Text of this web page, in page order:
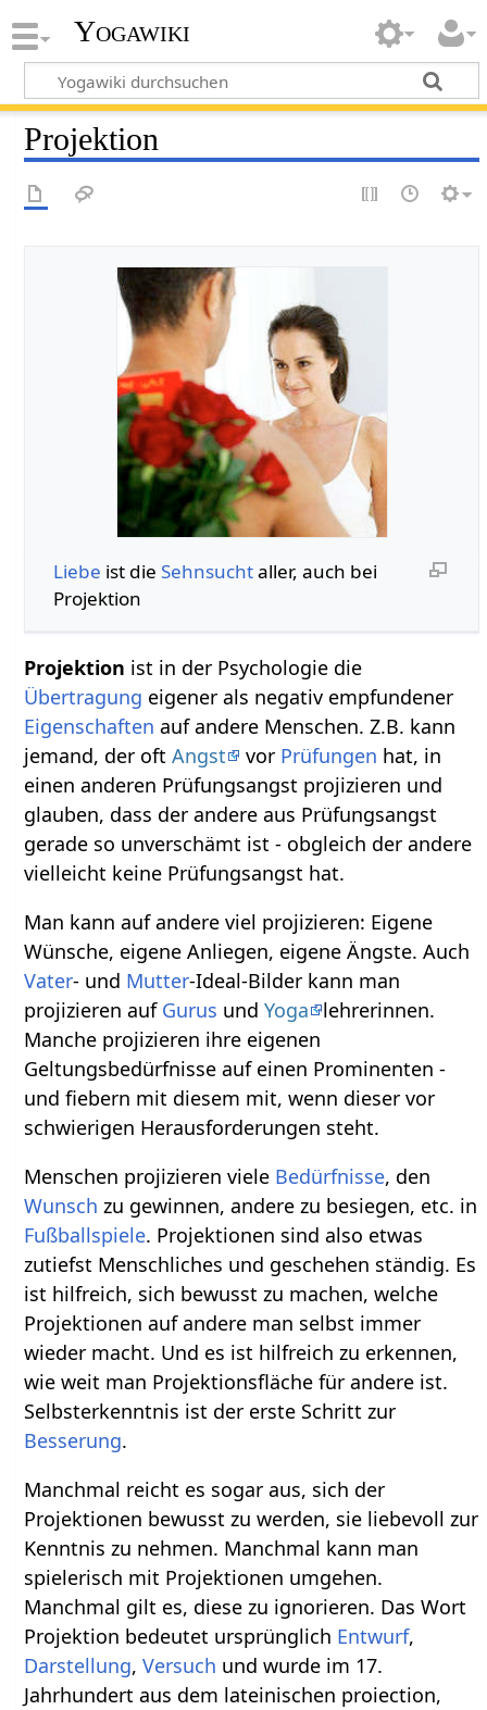
Yogawiki
Projektion
Liebe ist die Sehnsuchtaller, auch bei
Projektion
Projektion ist in der Psychologie die
Übertragung eigener als negativ empfundener
Eigenschaften auf andere Menschen. Z.B. kann
jemand, der oftAngst vor Prüfungen hat, in
einen anderen Prüfungsangst projizieren und
glauben, dass der andere aus Prüfungsangst
gerade so unverschämt ist - obgleich der andere
vielleicht keine Prüfungsangst hat.
Man kann auf andere viel projizieren: Eigene
Wünsche, eigene Anliegen, eigene Ängste. Auch
Vater- und Mutter-Ideal-Bilder kann man
projizieren auf Gurus undYoga
lehrerinnen.
Manche projizieren ihre eigenen
Geltungsbedürfnisse auf einen Prominenten -
und fiebern mit diesem mit, wenn dieser vor
schwierigen Herausforderungen steht.
Menschen projizieren viele Bedürfnisse, den
Wunsch zu gewinnen, andere zu besiegen, etc. in
Fußballspiele. Projektionen sind also etwas
zutiefst Menschliches und geschehen ständig. Es
ist hilfreich, sich bewusst zu machen, welche
Projektionen auf andere man selbst immer
wieder macht. Und es ist hilfreich zu erkennen,
wie weit man Projektionsfläche für andere ist.
Selbsterkenntnis ist der erste Schritt zur
Besserung.
Manchmal reicht es sogar aus, sich der
Projektionen bewusst zu werden, sie liebevoll zur
Kenntnis zu nehmen. Manchmal kann man
spielerisch mit Projektionen umgehen.
Manchmal gilt es, diese zu ignorieren. Das Wort
Projektion bedeutet ursprünglich Entwurf,
Darstellung,Versuch und wurde im 17.
Jahrhundert aus dem lateinischen proiection,